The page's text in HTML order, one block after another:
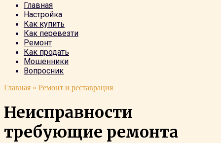
Главная
Настройка
Как купить
Как перевезти
Ремонт
Как продать
Мошенники
Вопросник
Главная » Ремонт и реставрация
Неисправности
требующие ремонта